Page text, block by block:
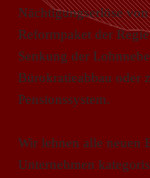
Nächtigungserlöse
Reformpaket der
Senkung der
Bürokratieabbau oder
Pensionssystem.
Wir lehnen alle neuen
Unternehmen